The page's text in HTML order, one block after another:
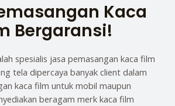
Kaca
Bergaransi!
spesialis jasa pemasangan kaca film
tela dipercaya banyak client dalam
kaca film untuk mobil maupun
beragam merk kaca film